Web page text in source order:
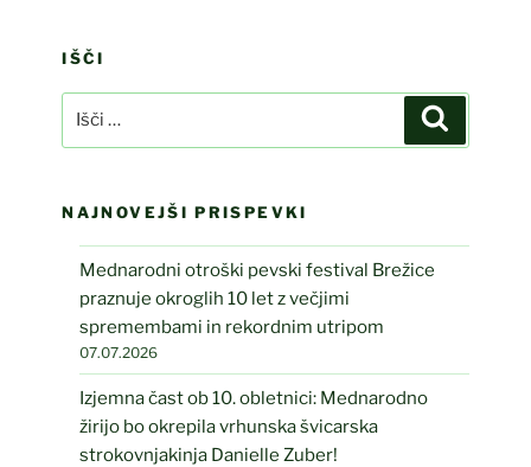
IŠČI
NAJNOVEJŠI PRISPEVKI
Mednarodni otroški pevski festival Brežice
praznuje okroglih 10 let z večjimi
spremembami in rekordnim utripom
07.07.2026
Izjemna čast ob 10. obletnici: Mednarodno
žirijo bo okrepila vrhunska švicarska
strokovnjakinja Danielle Zuber!